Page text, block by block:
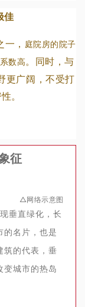
佳
， 庭院房的院子
数高。同时，与
更广阔，不受打
。
征
△网络示意图
垂直绿化，长
的名片，也是
筑的代表，垂
变城市的热岛